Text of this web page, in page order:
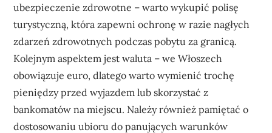
ubezpieczenie zdrowotne – warto wykupić polisę
turystyczną, która zapewni ochronę w razie nagłych
zdarzeń zdrowotnych podczas pobytu za granicą.
Kolejnym aspektem jest waluta – we Włoszech
obowiązuje euro, dlatego warto wymienić trochę
pieniędzy przed wyjazdem lub skorzystać z
bankomatów na miejscu. Należy również pamiętać o
dostosowaniu ubioru do panujących warunków